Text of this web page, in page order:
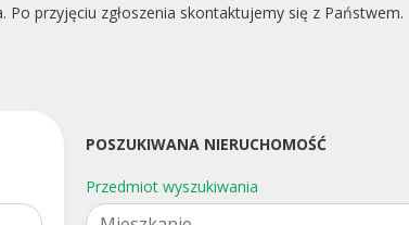
Po przyjęciu zgłoszenia skontaktujemy się z Państwem.
POSZUKIWANA NIERUCHOMOŚĆ
Przedmiot wyszukiwania